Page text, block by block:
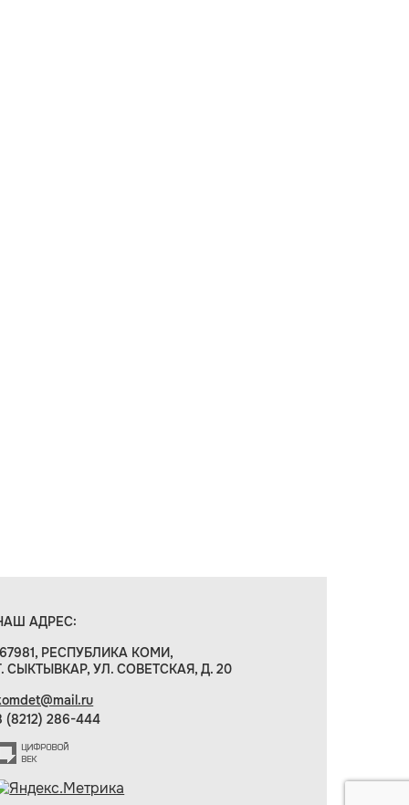
АДРЕС:
РЕСПУБЛИКА КОМИ,
СЫКТЫВКАР, УЛ. СОВЕТСКАЯ, Д. 20
(8212) 286-444